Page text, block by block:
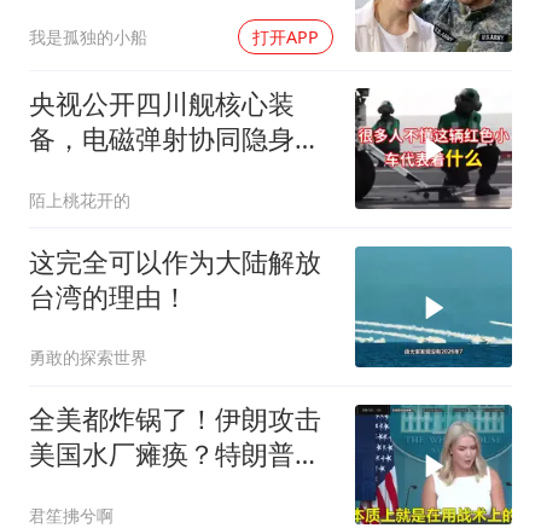
我是孤独的小船 打开APP
央视公开四川舰核心装
备，电磁弹射协同隐身无
陌上桃花开的
这完全可以作为大陆解放
台湾的理由！
勇敢的探索世界
全美都炸锅了！伊朗攻击
美国水厂瘫痪？特朗普却
君笙拂兮啊